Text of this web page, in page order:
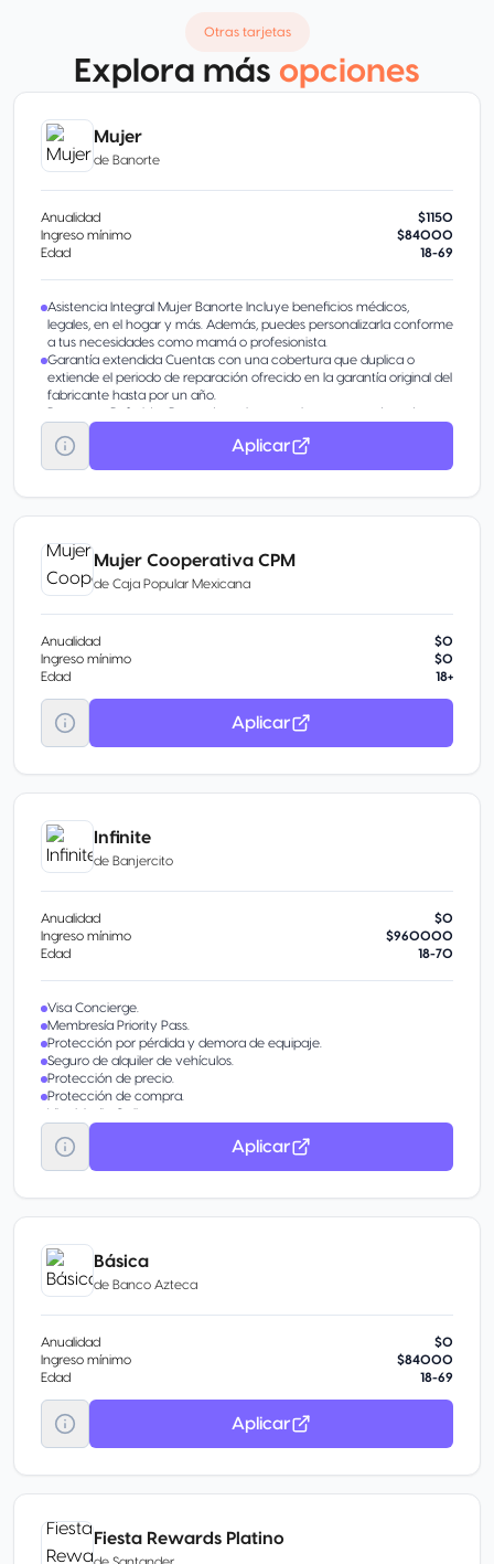
Otras tarjetas
Explora más opciones
Mujer
de Banorte
Anualidad
$1150
Ingreso mínimo
$84000
Edad
18-69
Asistencia Integral Mujer Banorte Incluye beneficios médicos,
legales, en el hogar y más. Además, puedes personalizarla conforme
a tus necesidades como mamá o profesionista.
Garantía extendida Cuentas con una cobertura que duplica o
extiende el periodo de reparación ofrecido en la garantía original del
fabricante hasta por un año.
Programa Referidos Por cada amigo que obtenga su tarjeta de
crédito, tú recibes 7,000 puntos Recompensa Total Banorte.
Ingresa a www.banorte.com/tutarjetafavorita y activa el programa
de “Referidos” en la sección Promociones.
tradicionales de lunes a domingo. Starbucks Rewards: 30% de
bonificación al comprar en la aplicación los días domingo.
Línea: consulta saldos, difiere compras y más.
Aplicar
Mujer Cooperativa CPM
de Caja Popular Mexicana
Anualidad
$0
Ingreso mínimo
$0
Edad
18+
Aplicar
Infinite
de Banjercito
Anualidad
$0
Ingreso mínimo
$960000
Edad
18-70
Visa Concierge.
Membresía Priority Pass.
Protección por pérdida y demora de equipaje.
Seguro de alquiler de vehículos.
Protección de precio.
Protección de compra.
Visa Medio Online.
Conexión perdida.
Demora de viaje.
Sala Lounge.
Visa Luxury Hotel Collection.
Desembolso de efectivo de emergencia.
Aplicar
Básica
de Banco Azteca
Anualidad
$0
Ingreso mínimo
$84000
Edad
18-69
Aplicar
Fiesta Rewards Platino
de Santander